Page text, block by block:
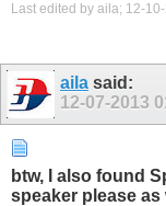
Last edited by aila; 12-
aila said:
12-07-2013
btw, I also found
speaker please